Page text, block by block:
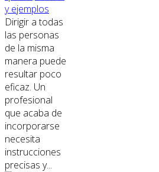
y ejemplos
Dirigir a todas
las personas
de la misma
manera puede
resultar poco
eficaz. Un
profesional
que acaba de
incorporarse
necesita
instrucciones
precisas y...